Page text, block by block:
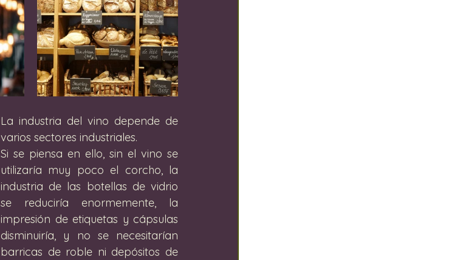
La industria del vino depende de
varios sectores industriales.
Si se piensa en ello, sin el vino se
utilizaría muy poco el corcho, la
industria de las botellas de vidrio
se reduciría enormemente, la
impresión de etiquetas y cápsulas
disminuiría, y no se necesitarían
barricas de roble ni depósitos de